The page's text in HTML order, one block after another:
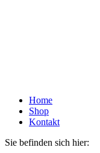
Home
Shop
Kontakt
Sie befinden sich hier: